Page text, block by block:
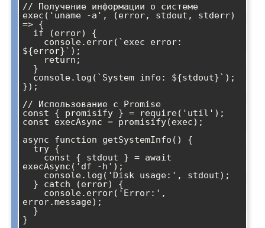
// Получение информации о системе
exec('uname -a', (error, stdout, stderr)
=> {
${error}`);
});
// Использование с Promise
const { promisify } = require('util');
const execAsync = promisify(exec);
async function getSystemInfo() {
execAsync('df -h');
error.message);